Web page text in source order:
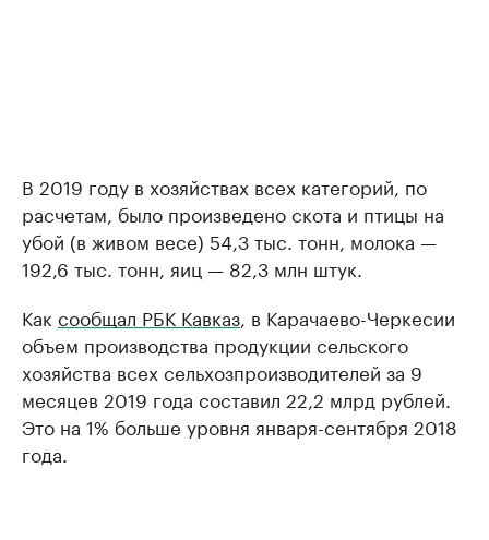
В 2019 году в хозяйствах всех категорий, по
расчетам, было произведено скота и птицы на
убой (в живом весе) 54,3 тыс. тонн, молока —
192,6 тыс. тонн, яиц — 82,3 млн штук.
Как сообщал РБК Кавказ , в Карачаево-Черкесии
объем производства продукции сельского
хозяйства всех сельхозпроизводителей за 9
месяцев 2019 года составил 22,2 млрд рублей.
Это на 1% больше уровня января-сентября 2018
года.